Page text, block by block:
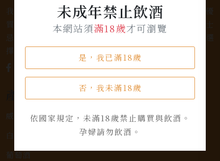
未成年禁止飲酒
本網站須滿18歲才可瀏覽
是，我已滿18歲
否，我未滿18歲
依國家規定，未滿18歲禁止購買與飲酒。
孕婦請勿飲酒。
我們是專業銷售威士忌及各式酒類的店家，為您提供優
質的選擇和卓越的服務。不論您是熱愛品味經典的威士
忌，或者尋求一款特殊的葡萄酒，我們都有廣泛的選
擇，滿足您的個人口味和喜好。
產品類別
威士忌
白蘭地
葡萄酒